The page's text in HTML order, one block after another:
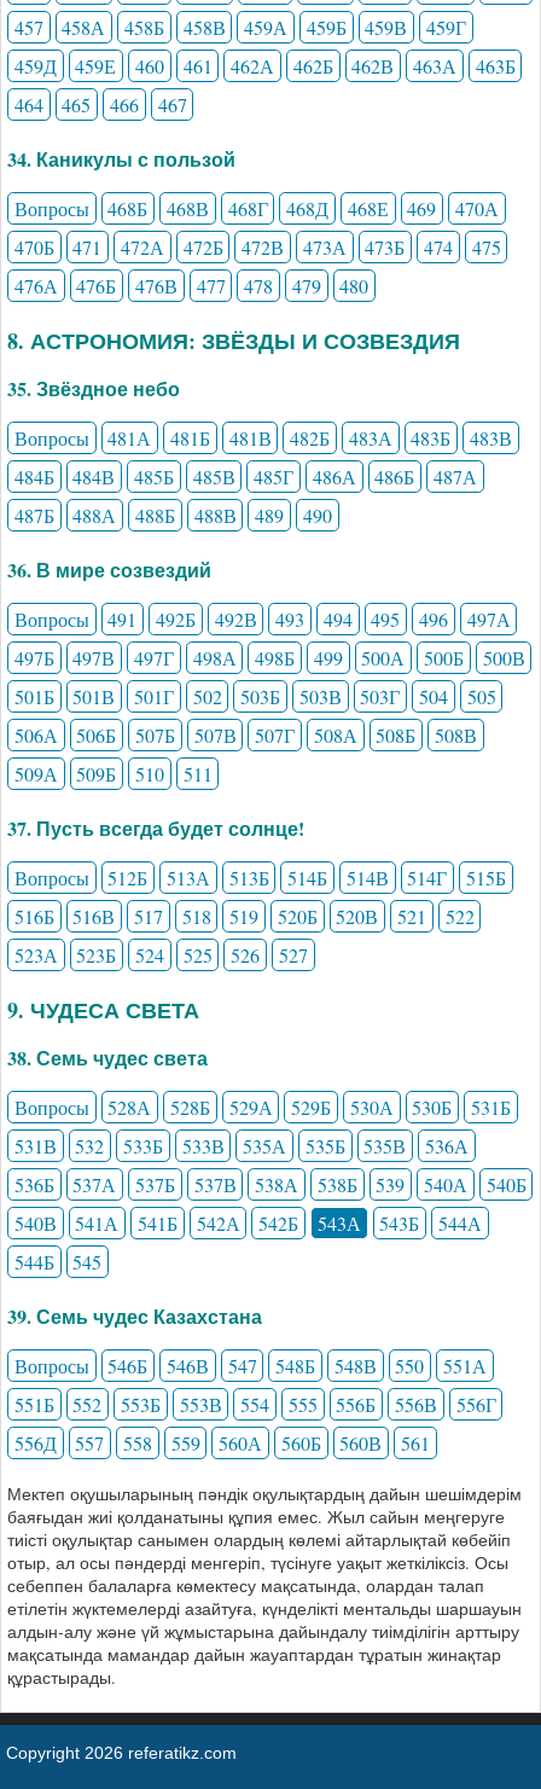
457
458А 458Б 458В 459А 459Б 459В
459Г
459Д
459Е 460 461 462А 462Б 462В 463А
463Б
464
465 466 467
34. Каникулы с пользой
Вопросы 468Б 468В 468Г 468Д 468Е 469
470А
470Б
471 472А 472Б 472В 473А 473Б 474
475
476А
476Б 476В 477 478 479 480
8. АСТРОНОМИЯ: ЗВЁЗДЫ И СОЗВЕЗДИЯ
35. Звёздное небо
Вопросы 481А 481Б 481В 482Б 483А 483Б
483В
484Б
484В 485Б 485В 485Г 486А 486Б
487А
487Б
488А 488Б 488В 489 490
36. В мире созвездий
Вопросы 491 492Б 492В 493 494 495 496
497А
497Б
497В 497Г 498А 498Б 499 500А 500Б
500В
501Б
501В 501Г 502 503Б 503В 503Г 504
505
506А
506Б 507Б 507В 507Г 508А 508Б
508В
509А
509Б 510 511
37. Пусть всегда будет солнце!
Вопросы 512Б 513А 513Б 514Б 514В 514Г
515Б
516Б
516В 517 518 519 520Б 520В 521
522
523А
523Б 524 525 526 527
9. ЧУДЕСА СВЕТА
38. Семь чудес света
Вопросы 528А 528Б 529А 529Б 530А 530Б
531Б
531В
532 533Б 533В 535А 535Б 535В
536А
536Б
537А 537Б 537В 538А 538Б 539 540А
540Б
540В
541А 541Б 542А 542Б 543А 543Б
544А
544Б
545
39. Семь чудес Казахстана
Вопросы 546Б 546В 547 548Б 548В 550
551А
551Б
552 553Б 553В 554 555 556Б 556В
556Г
556Д
557 558 559 560А 560Б 560В 561
Мектеп оқушыларының пәндік оқулықтардың дайын шешімдерім
баяғыдан жиі қолданатыны құпия емес. Жыл сайын меңгеруге
тиісті оқулықтар санымен олардың көлемі айтарлықтай көбейіп
отыр, ал осы пәндерді менгеріп, түсінуге уақыт жеткіліксіз. Осы
себеппен балаларға көмектесу мақсатында, олардан талап
етілетін жүктемелерді азайтуға, күнделікті ментальды шаршауын
алдын-алу және үй жұмыстарына дайындалу тиімділігін арттыру
мақсатында мамандар дайын жауаптардан тұратын жинақтар
құрастырады.
Copyright 2026 referatikz.com